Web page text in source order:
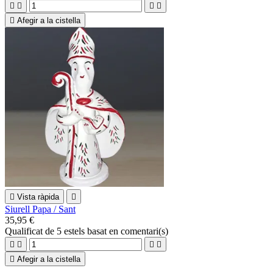
   
 Afegir a la cistella
 Vista ràpida 
Siurell Papa / Sant
35,95 €
Qualificat de 5 estels basat en comentari(s)
   
 Afegir a la cistella